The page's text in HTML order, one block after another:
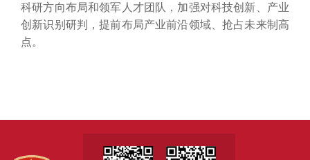
科研方向布局和领军人才团队，加强对科技创新、产业
创新识别研判，提前布局产业前沿领域、抢占未来制高
点。